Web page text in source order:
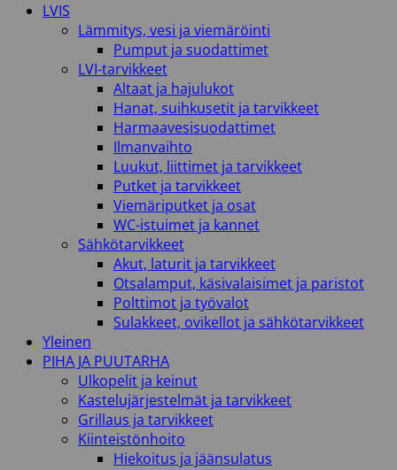
LVIS
Lämmitys, vesi ja viemäröinti
Pumput ja suodattimet
LVI-tarvikkeet
Altaat ja hajulukot
Hanat, suihkusetit ja tarvikkeet
Harmaavesisuodattimet
Ilmanvaihto
Luukut, liittimet ja tarvikkeet
Putket ja tarvikkeet
Viemäriputket ja osat
WC-istuimet ja kannet
Sähkötarvikkeet
Akut, laturit ja tarvikkeet
Otsalamput, käsivalaisimet ja paristot
Polttimot ja työvalot
Sulakkeet, ovikellot ja sähkötarvikkeet
Yleinen
PIHA JA PUUTARHA
Ulkopelit ja keinut
Kastelujärjestelmät ja tarvikkeet
Grillaus ja tarvikkeet
Kiinteistönhoito
Hiekoitus ja jäänsulatus